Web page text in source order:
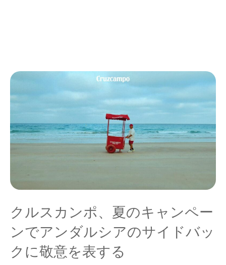
クルスカンポ、夏のキャンペー
ンでアンダルシアのサイドバッ
クに敬意を表する